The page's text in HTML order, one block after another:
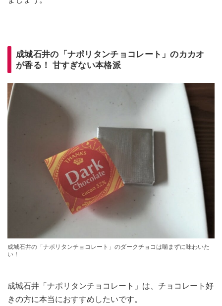
成城石井の「ナポリタンチョコレート」のカカオ
が香る！ 甘すぎない本格派
成城石井の「ナポリタンチョコレート」のダークチョコは噛まずに味わいた
い！
成城石井「ナポリタンチョコレート」は、チョコレート好
きの方に本当におすすめしたいです。